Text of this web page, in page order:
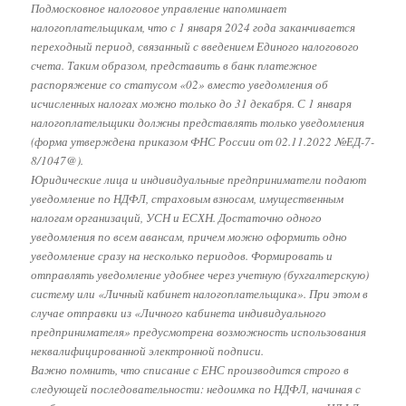
Подмосковное налоговое управление напоминает
налогоплательщикам, что с 1 января 2024 года заканчивается
переходный период, связанный с введением Единого налогового
счета. Таким образом, представить в банк платежное
распоряжение со статусом «02» вместо уведомления об
исчисленных налогах можно только до 31 декабря. С 1 января
налогоплательщики должны представлять только уведомления
(форма утверждена приказом ФНС России от 02.11.2022 №ЕД-7-
8/1047@).
Юридические лица и индивидуальные предприниматели подают
уведомление по НДФЛ, страховым взносам, имущественным
налогам организаций, УСН и ЕСХН. Достаточно одного
уведомления по всем авансам, причем можно оформить одно
уведомление сразу на несколько периодов. Формировать и
отправлять уведомление удобнее через учетную (бухгалтерскую)
систему или «Личный кабинет налогоплательщика». При этом в
случае отправки из «Личного кабинета индивидуального
предпринимателя» предусмотрена возможность использования
неквалифицированной электронной подписи.
Важно помнить, что списание с ЕНС производится строго в
следующей последовательности: недоимка по НДФЛ, начиная с